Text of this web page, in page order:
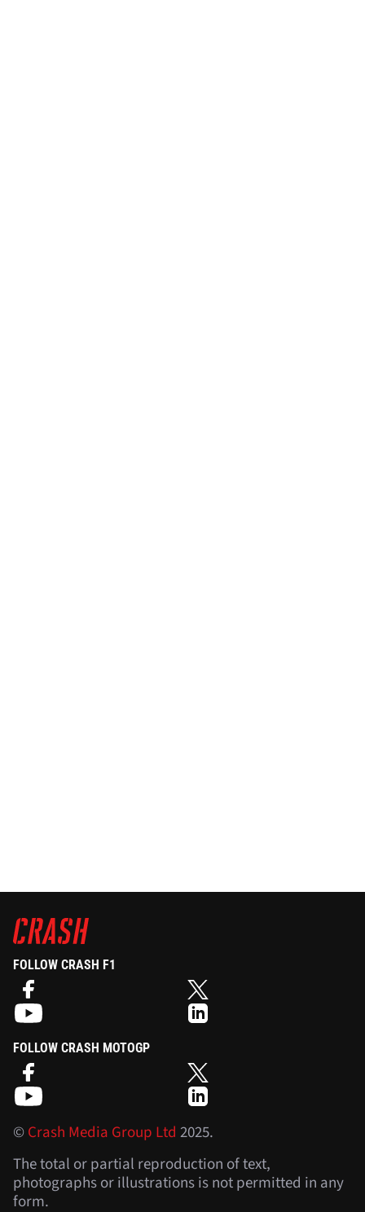
FOLLOW CRASH F1
FOLLOW CRASH MOTOGP
©Crash Media Group Ltd 2025.
The total or partial reproduction of text,
photographs or illustrations is not permitted in any
form.